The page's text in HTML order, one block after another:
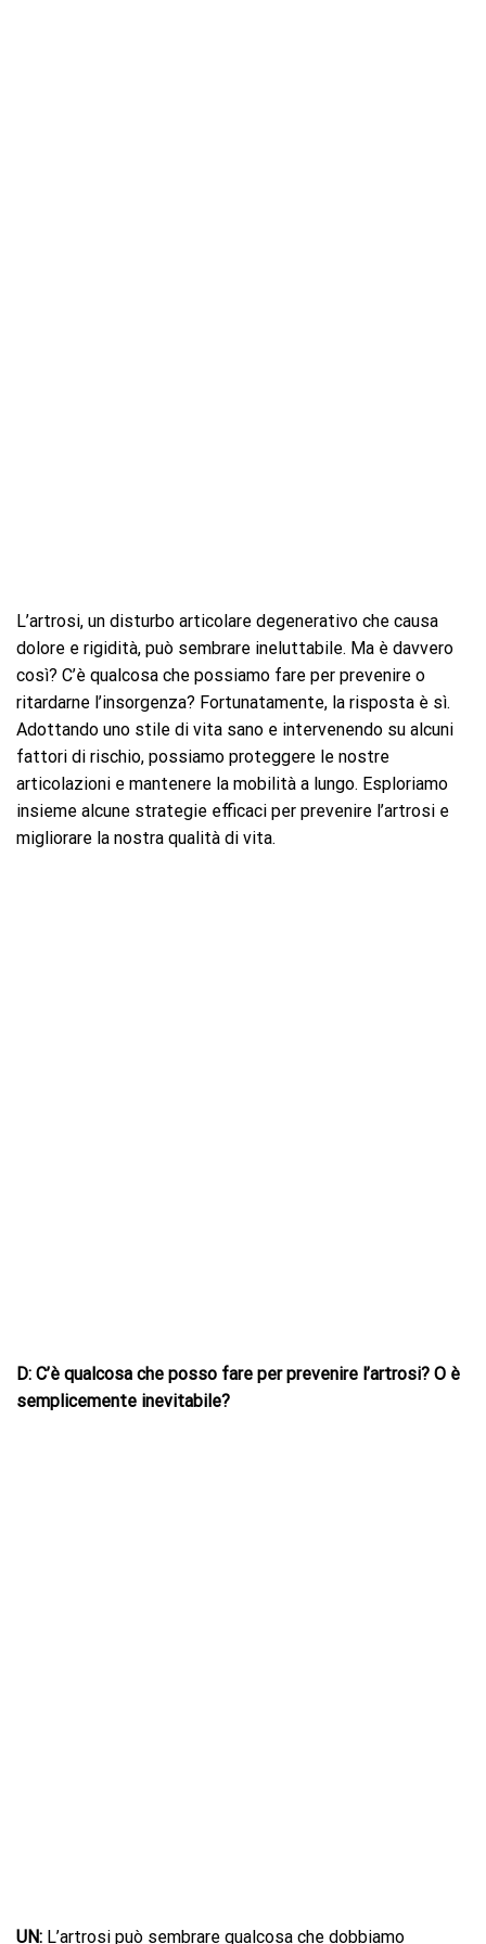
L’artrosi, un disturbo articolare degenerativo che causa
dolore e rigidità, può sembrare ineluttabile. Ma è davvero
così? C’è qualcosa che possiamo fare per prevenire o
ritardarne l’insorgenza? Fortunatamente, la risposta è sì.
Adottando uno stile di vita sano e intervenendo su alcuni
fattori di rischio, possiamo proteggere le nostre
articolazioni e mantenere la mobilità a lungo. Esploriamo
insieme alcune strategie efficaci per prevenire l’artrosi e
migliorare la nostra qualità di vita.
D: C’è qualcosa che posso fare per prevenire l’artrosi? O è
semplicemente inevitabile?
UN: L’artrosi può sembrare qualcosa che dobbiamo